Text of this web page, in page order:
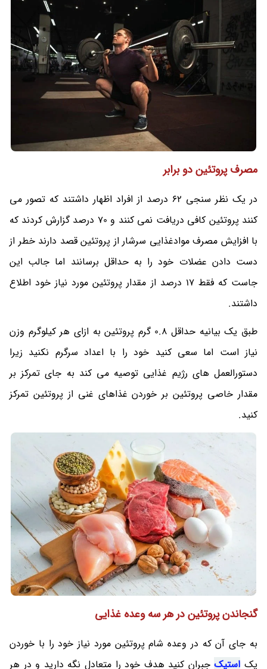
مصرف پروتئین دو برابر
در یک نظر سنجی 62 درصد از افراد اظهار داشتند که تصور می
کنند پروتئین کافی دریافت نمی کنند و 70 درصد گزارش کردند که
با افزایش مصرف موادغذایی سرشار از پروتئین قصد دارند خطر از
دست دادن عضلات خود را به حداقل برسانند اما جالب این
جاست که فقط 17 درصد از مقدار پروتئین مورد نیاز خود اطلاع
داشتند.
طبق یک بیانیه حداقل 0.8 گرم پروتئین به ازای هر کیلوگرم وزن
نیاز است اما سعی کنید خود را با اعداد سرگرم نکنید زیرا
دستورالعمل های رژیم غذایی توصیه می کند به جای تمرکز بر
مقدار خاصی پروتئین بر خوردن غذاهای غنی از پروتئین تمرکز
کنید.
گنجاندن پروتئین در هر سه وعده غذایی
به جای آن که در وعده شام پروتئین مورد نیاز خود را با خوردن
یک استیکجبران کنید هدف خود را متعادل نگه دارید و در هر